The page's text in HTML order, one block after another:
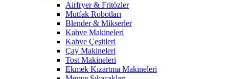
Airfryer & Fritözler
Mutfak Robotları
Blender & Mikserler
Kahve Makineleri
Kahve Çeşitleri
Çay Makineleri
Tost Makineleri
Ekmek Kızartma Makineleri